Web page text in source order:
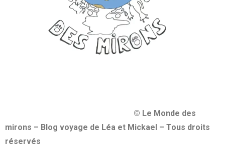
© Le Monde des
mirons – Blog voyage de Léa et Mickael – Tous droits
réservés